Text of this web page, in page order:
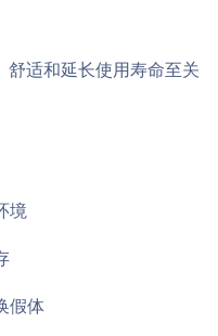
舒适和延长使用寿命至关
境
假体